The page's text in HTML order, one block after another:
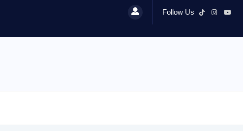
Follow Us